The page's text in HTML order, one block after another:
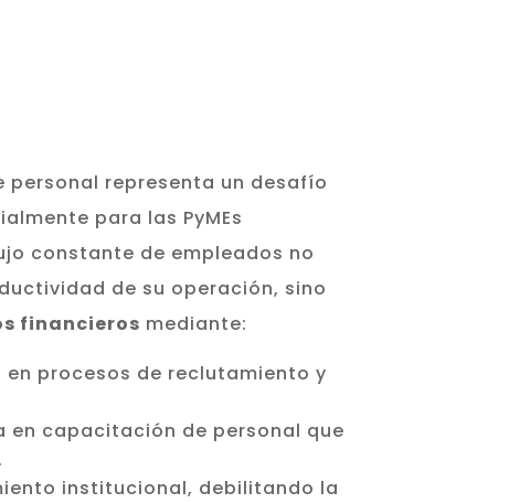
personal representa un desafío
para las PyMEs
constante de empleados no
de su operación, sino
financieros mediante:
en procesos de reclutamiento y
en capacitación de personal que
institucional, debilitando la